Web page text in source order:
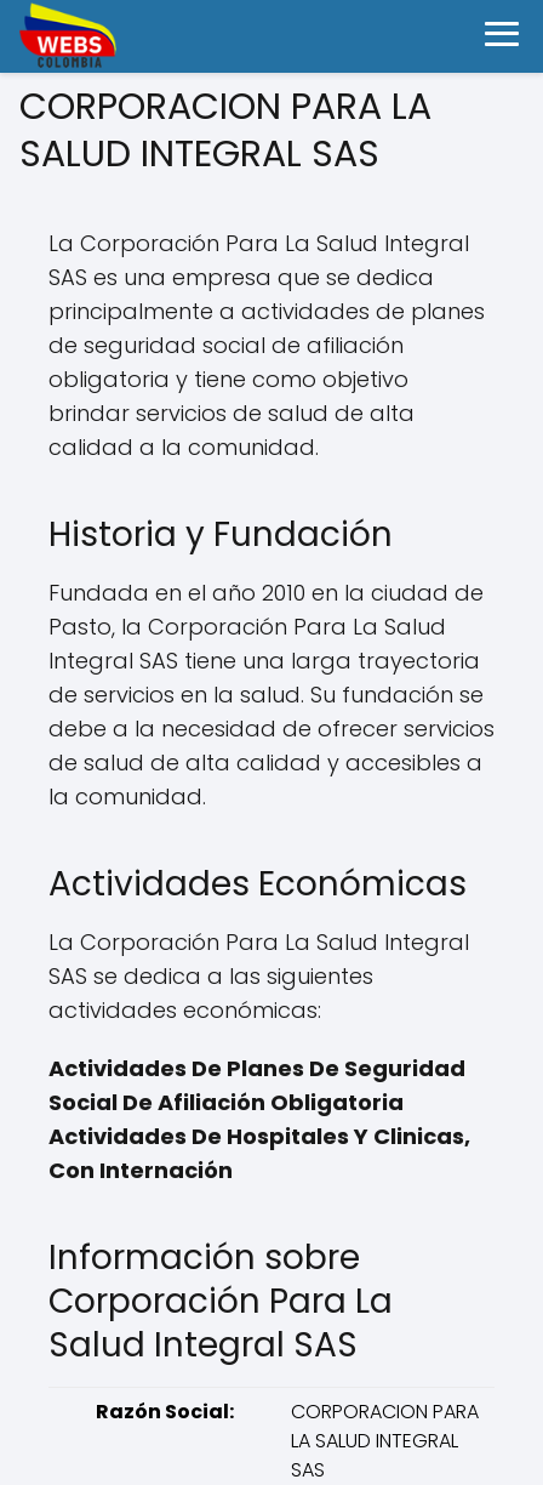
CORPORACION PARA LA
SALUD INTEGRAL SAS
La Corporación Para La Salud Integral
SAS es una empresa que se dedica
principalmente a actividades de planes
de seguridad social de afiliación
obligatoria y tiene como objetivo
brindar servicios de salud de alta
calidad a la comunidad.
Historia y Fundación
Fundada en el año 2010 en la ciudad de
Pasto, la Corporación Para La Salud
Integral SAS tiene una larga trayectoria
de servicios en la salud. Su fundación se
debe a la necesidad de ofrecer servicios
de salud de alta calidad y accesibles a
la comunidad.
Actividades Económicas
La Corporación Para La Salud Integral
SAS se dedica a las siguientes
actividades económicas:
Actividades De Planes De Seguridad
Social De Afiliación Obligatoria
Actividades De Hospitales Y Clinicas,
Con Internación
Información sobre
Corporación Para La
Salud Integral SAS
Razón Social:
CORPORACION PARA
LA SALUD INTEGRAL
SAS